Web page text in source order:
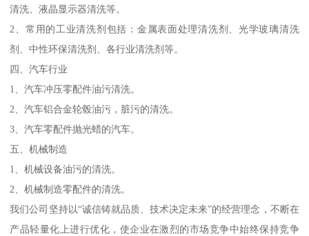
清洗、液晶显示器清洗等。
2、常用的工业清洗剂包括：金属表面处理清洗剂、光学玻璃清洗
剂、中性环保清洗剂、各行业清洗剂等。
四、汽车行业
1、汽车冲压零配件油污清洗。
2、汽车铝合金轮毂油污，脏污的清洗。
3、汽车零配件抛光蜡的汽车。
五、机械制造
1、机械设备油污的清洗。
2、机械制造零配件的清洗。
我们公司坚持以“诚信铸就品质、技术决定未来”的经营理念，不断在
产品轻量化上进行优化，使企业在激烈的市场竞争中始终保持竞争